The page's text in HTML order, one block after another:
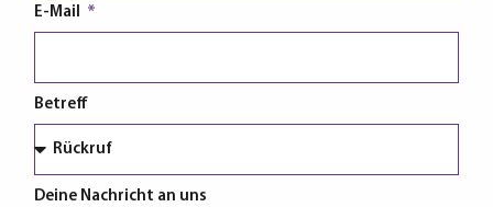
E-Mail
Betreff
Deine Nachricht an uns